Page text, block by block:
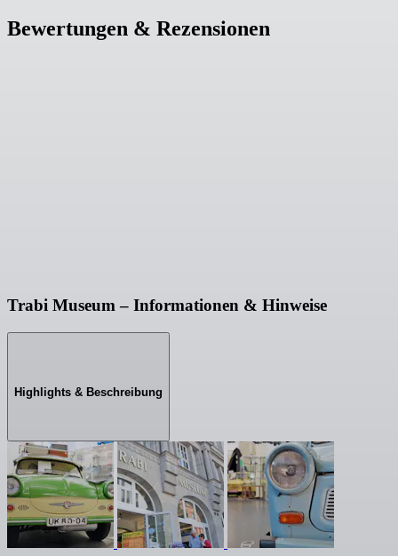
Bewertungen & Rezensionen
Trabi Museum – Informationen & Hinweise
Highlights & Beschreibung